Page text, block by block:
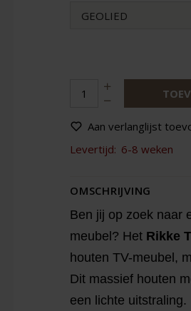
GEOLIED
Aan verlanglijst
Levertijd: 6-8 weken
OMSCHRIJVING
Ben jij op zoek naar
meubel? Het Rikke
houten TV-meubel,
Dit massief houten
een lichte